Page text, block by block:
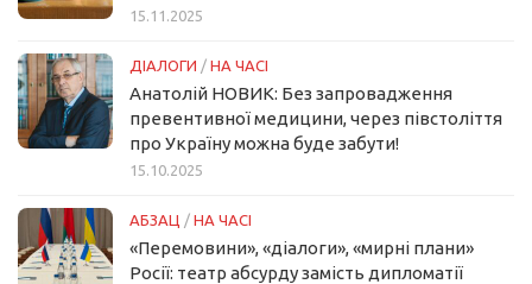
15.11.2025
ДІАЛОГИ / НА ЧАСІ
Анатолій НОВИК: Без запровадження
превентивної медицини, через півстоліття
про Україну можна буде забути!
15.10.2025
АБЗАЦ / НА ЧАСІ
«Перемовини», «діалоги», «мирні плани»
Росії: театр абсурду замість дипломатії